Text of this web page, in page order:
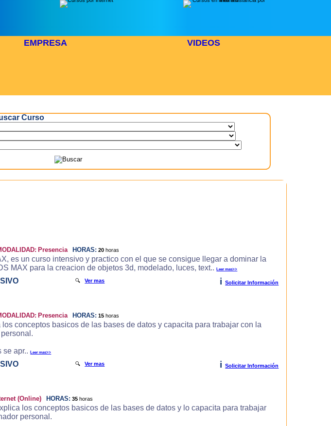
EMPRESA VIDEOS
Curso
Presencia HORAS: 20 horas
es un curso intensivo y practico con el que se consigue llegar a dominar la
MAX para la creacion de objetos 3d, modelado, luces, text..Leer mas>>
🔍Ver mas i Solicitar Información
Presencia HORAS: 15 horas
conceptos basicos de las bases de datos y capacita para trabajar con la
se apr..Leer mas>>
🔍Ver mas i Solicitar Información
(Online) HORAS: 35 horas
los conceptos basicos de las bases de datos y lo capacita para trabajar
personal.